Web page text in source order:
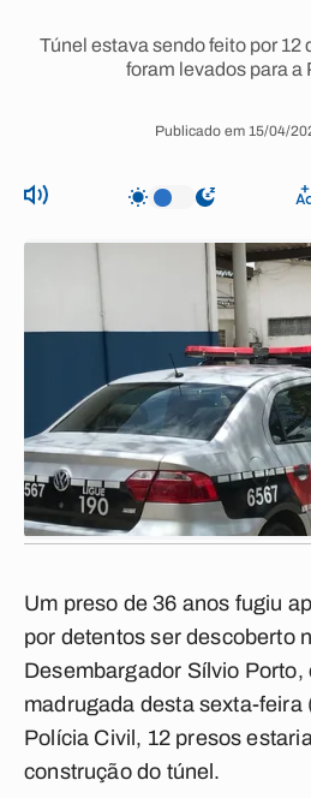
Túnel estava sendo feito por 12
foram levados para a
Publicado em 15/04/
Um preso de 36 anos fugiu
por detentos ser descoberto
Desembargador Sílvio
madrugada desta sexta-feira
Polícia Civil, 12 presos
construção do túnel.